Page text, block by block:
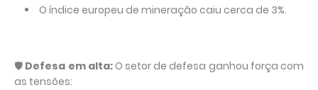
O índice europeu de mineração caiu cerca de 3%.
🛡️ Defesa em alta: O setor de defesa ganhou força com
as tensões: